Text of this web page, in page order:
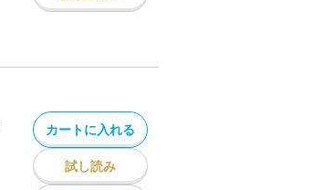
カートに入れる
試し読み